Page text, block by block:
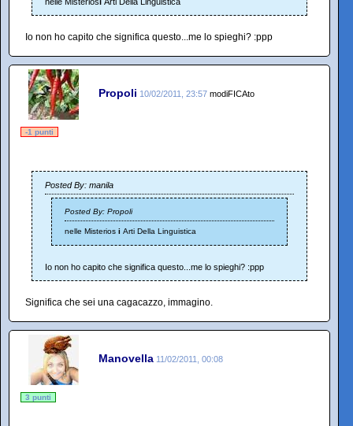
Io non ho capito che significa questo...me lo spieghi? :ppp
Propoli 10/02/2011, 23:57 modiFICAto
-1 punti
Posted By: manila
Posted By: Propoli
nelle Misterios i Arti Della Linguistica
Io non ho capito che significa questo...me lo spieghi? :ppp
Significa che sei una cagacazzo, immagino.
Manovella 11/02/2011, 00:08
3 punti